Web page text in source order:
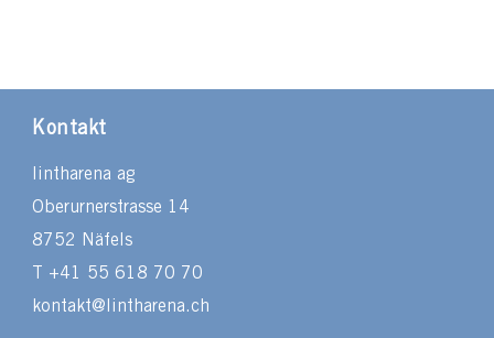
Kontakt
lintharena ag
Oberurnerstrasse 14
8752 Näfels
T +41 55 618 70 70
kontakt@lintharena.ch